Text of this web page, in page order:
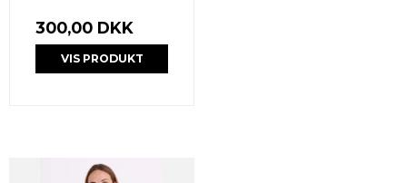
300,00 DKK
VIS PRODUKT